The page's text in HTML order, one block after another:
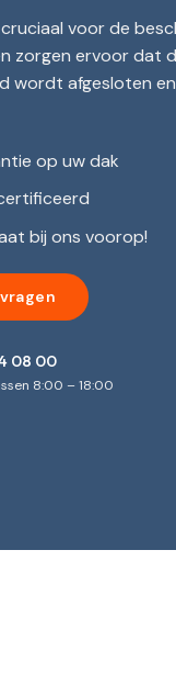
voor de
zorgen ervoor dat
wordt afgesloten
op uw dak
bij ons voorop!
08 00
8:00 – 18:00